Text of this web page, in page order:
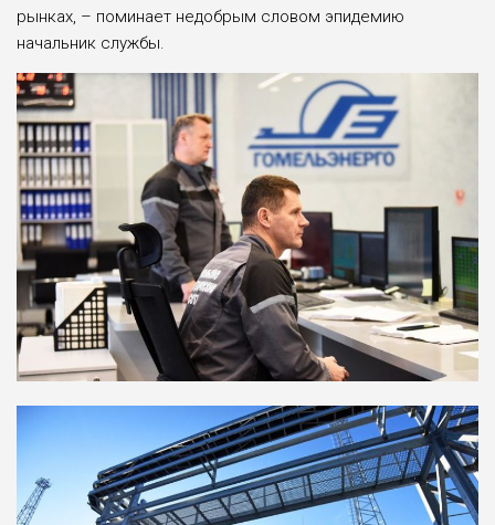
рынках, – поминает недобрым словом эпидемию
начальник службы.